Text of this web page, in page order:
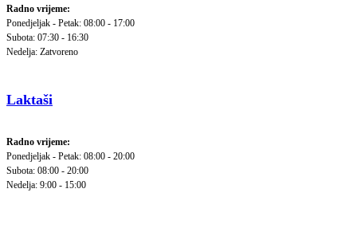
Radno vrijeme:
Ponedjeljak - Petak: 08:00 - 17:00
Subota: 07:30 - 16:30
Nedelja: Zatvoreno
Laktaši
Radno vrijeme:
Ponedjeljak - Petak: 08:00 - 20:00
Subota: 08:00 - 20:00
Nedelja: 9:00 - 15:00